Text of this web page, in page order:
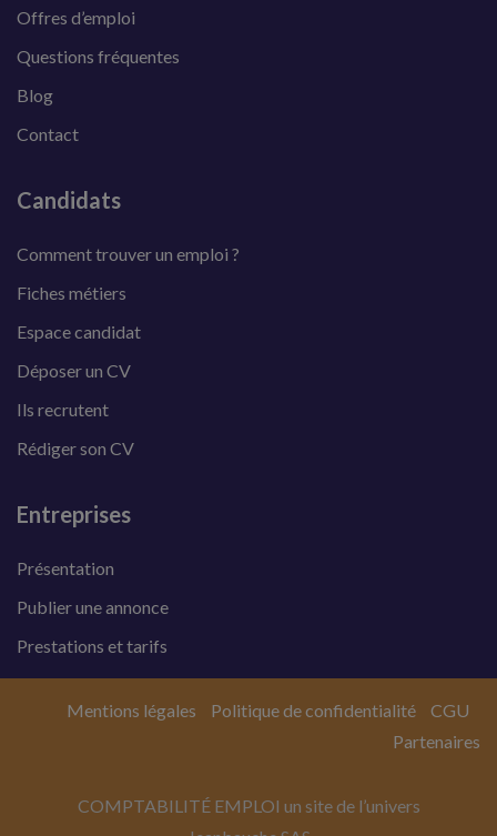
Offres d’emploi
Questions fréquentes
Blog
Contact
Candidats
Comment trouver un emploi ?
Fiches métiers
Espace candidat
Déposer un CV
Ils recrutent
Rédiger son CV
Entreprises
Présentation
Publier une annonce
Prestations et tarifs
COMPTABILITÉ EMPLOI un site de l’univers
Mentions légales Politique de confidentialité
CGU
Partenaires